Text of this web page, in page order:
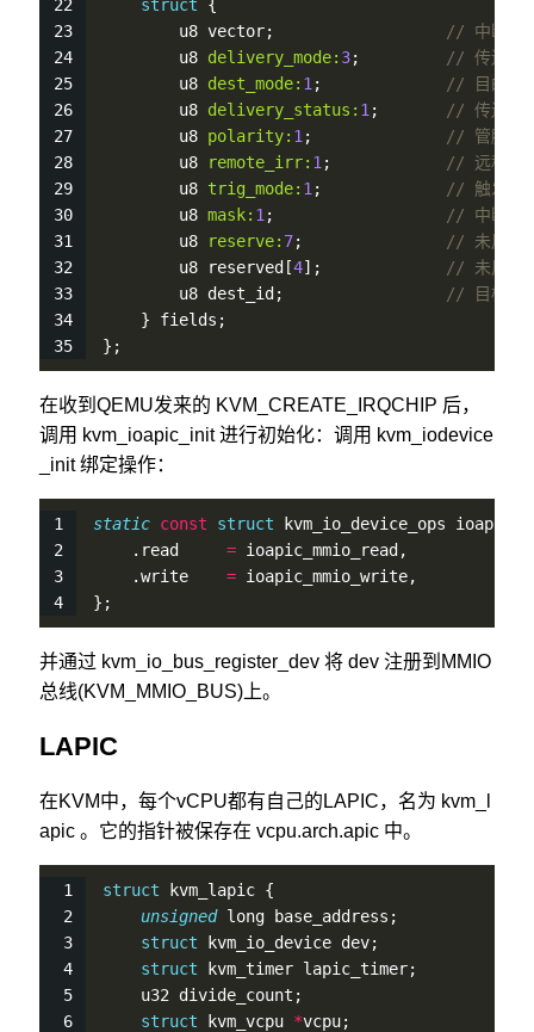
struct {
        u8 vector;
// 中断向
        u8
delivery_mode: 3;
// 传送模
        u8
dest_mode: 1 ;
// 目的地
        u8
delivery_status: 1 ;
// 传送状
        u8
polarity: 1 ;
// 管脚极
        u8
remote_irr: 1 ;
// 远程IRR
        u8
trig_mode: 1 ;
// 触发模
        u8
mask: 1 ;
// 中断屏
        u8
reserve: 7;
// 未用
        u8 reserved[
4];
// 未用
        u8 dest_id;
// 目标，
    } fields;
};
在收到QEMU发来的 KVM_CREATE_IRQCHIP 后，
调用 kvm_ioapic_init 进行初始化：调用 kvm_iodevice
_init 绑定操作：
static const struct kvm_io_device_ops
    .read
= ioapic_mmio_read,
    .write
= ioapic_mmio_write,
};
并通过 kvm_io_bus_register_dev 将 dev 注册到MMIO
总线(KVM_MMIO_BUS)上。
LAPIC
在KVM中，每个vCPU都有自己的LAPIC，名为 kvm_l
apic 。它的指针被保存在 vcpu.arch.apic 中。
struct kvm_lapic {
unsigned long
struct kvm_io_device
struct kvm_timer lapic_timer;
    u32 divide_count;
struct kvm_vcpu *vcpu;